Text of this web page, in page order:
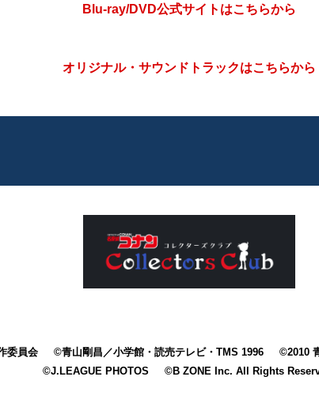
Blu-ray/DVD公式サイトはこちらから
オリジナル・サウンドトラックはこちらから
委員会 ©青山剛昌／小学館・読売テレビ・TMS 1996
©2010
©J.LEAGUE PHOTOS
©B ZONE Inc. All Rights